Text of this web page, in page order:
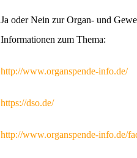
Ja oder Nein zur Organ- und
Informationen zum Thema:
http://www.organspende-info.de/
https://dso.de/
http://www.organspende-info.de/